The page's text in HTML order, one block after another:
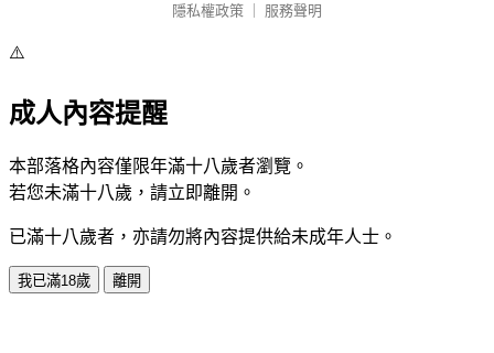
隱私權政策
服務聲明
⚠️
成人內容提醒
本部落格內容僅限年滿十八歲者瀏覽。
若您未滿十八歲，請立即離開。
已滿十八歲者，亦請勿將內容提供給未成年人士。
我已滿18歲 離開